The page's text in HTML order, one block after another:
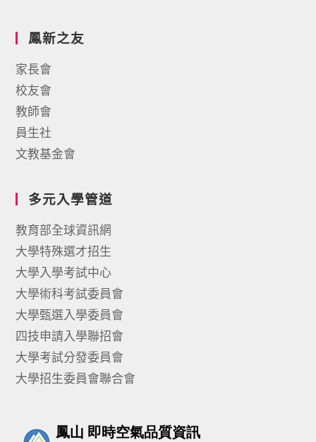
鳳新之友
家長會
校友會
教師會
員生社
文教基金會
多元入學管道
教育部全球資訊網
大學特殊選才招生
大學入學考試中心
大學術科考試委員會
大學甄選入學委員會
四技申請入學聯招會
大學考試分發委員會
大學招生委員會聯合會